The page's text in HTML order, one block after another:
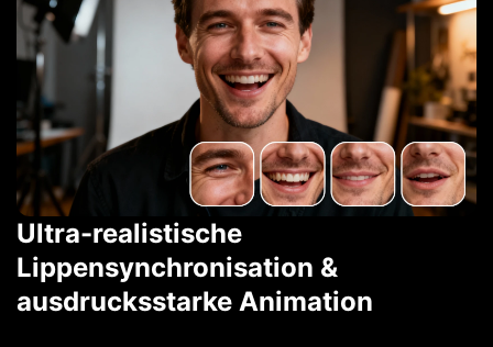
Ultra-realistische
Lippensynchronisation &
ausdrucksstarke Animation